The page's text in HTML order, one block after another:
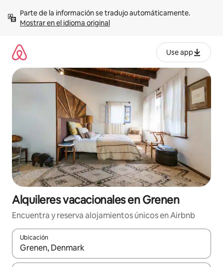
contenidoMostrar en el idioma original
Use app
Alquileres vacacionales en Grenen
Encuentra y reserva alojamientos únicos en Airbnb
Ubicación
Cuando los resultados estén disponibles, navega con las